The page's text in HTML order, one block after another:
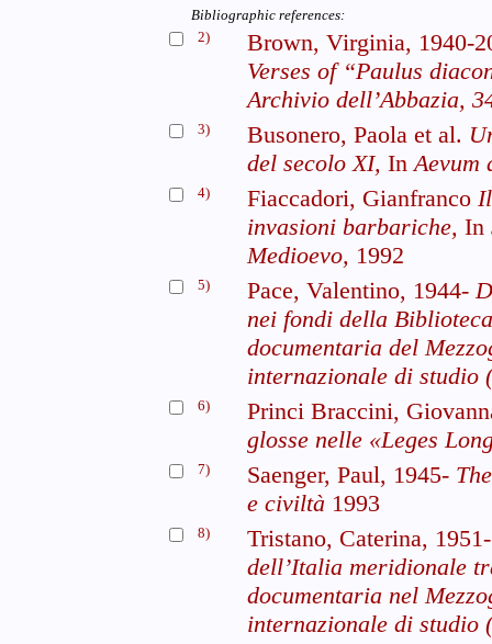
Bibliographic references:
2)
Brown, Virginia, 1940-
Verses of “Paulus
Archivio dell’Abbazia,
3) Busonero, Paola et al.
del secolo XI, InAevum
4) Fiaccadori, Gianfranco
invasioni barbariche, In
Medioevo, 1992
5) Pace, Valentino, 1944-
nei fondi della
documentaria del
internazionale di studio
6)
Princi Braccini,
glosse nelle «Leges
7) Saenger, Paul, 1945-
e civiltà 1993
8)
Tristano, Caterina,
dell’Italia meridionale
documentaria nel
internazionale di studio